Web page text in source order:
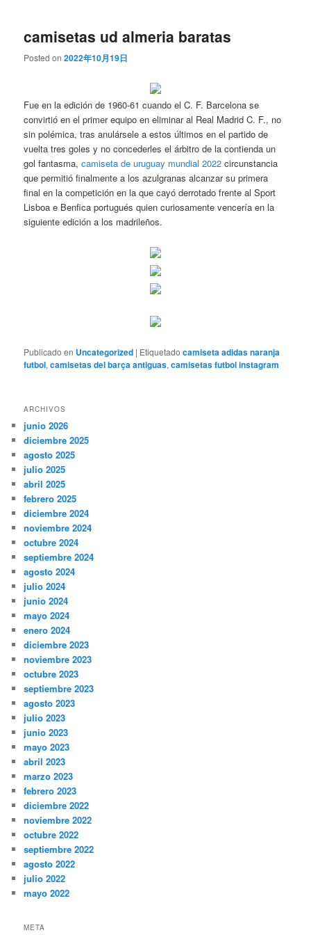
camisetas ud almeria baratas
Posted on2022年10月19日
Fue en la edición de 1960-61 cuando el C. F. Barcelona se
convirtió en el primer equipo en eliminar al Real Madrid C. F., no
sin polémica, tras anulársele a estos últimos en el partido de
vuelta tres goles y no concederles el árbitro de la contienda un
gol fantasma,camiseta de uruguay mundial 2022 circunstancia
que permitió finalmente a los azulgranas alcanzar su primera
final en la competición en la que cayó derrotado frente al Sport
Lisboa e Benfica portugués quien curiosamente vencería en la
siguiente edición a los madrileños.
Publicado en Uncategorized | Etiquetado camiseta adidas naranja
futbol,camisetas del barça antiguas,camisetas futbol instagram
ARCHIVOS
junio 2026
diciembre 2025
agosto 2025
julio 2025
abril 2025
febrero 2025
diciembre 2024
noviembre 2024
octubre 2024
septiembre 2024
agosto 2024
julio 2024
junio 2024
mayo 2024
enero 2024
diciembre 2023
noviembre 2023
octubre 2023
septiembre 2023
agosto 2023
julio 2023
junio 2023
mayo 2023
abril 2023
marzo 2023
febrero 2023
diciembre 2022
noviembre 2022
octubre 2022
septiembre 2022
agosto 2022
julio 2022
mayo 2022
META